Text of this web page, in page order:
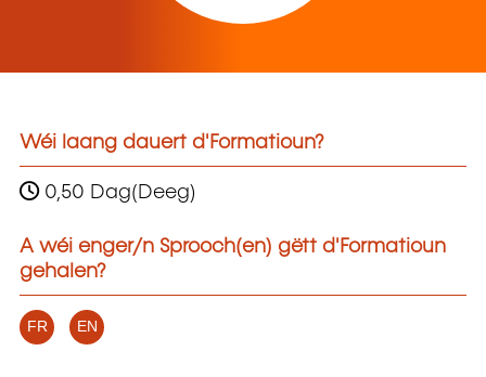
Wéi laang dauert d'Formatioun?
0,50 Dag(Deeg)
A wéi enger/n Sprooch(en) gëtt d'Formatioun
gehalen?
FR EN